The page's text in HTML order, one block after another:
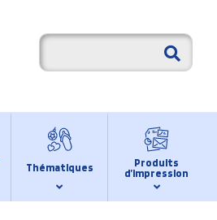
Thématiques
Produits
d’impression